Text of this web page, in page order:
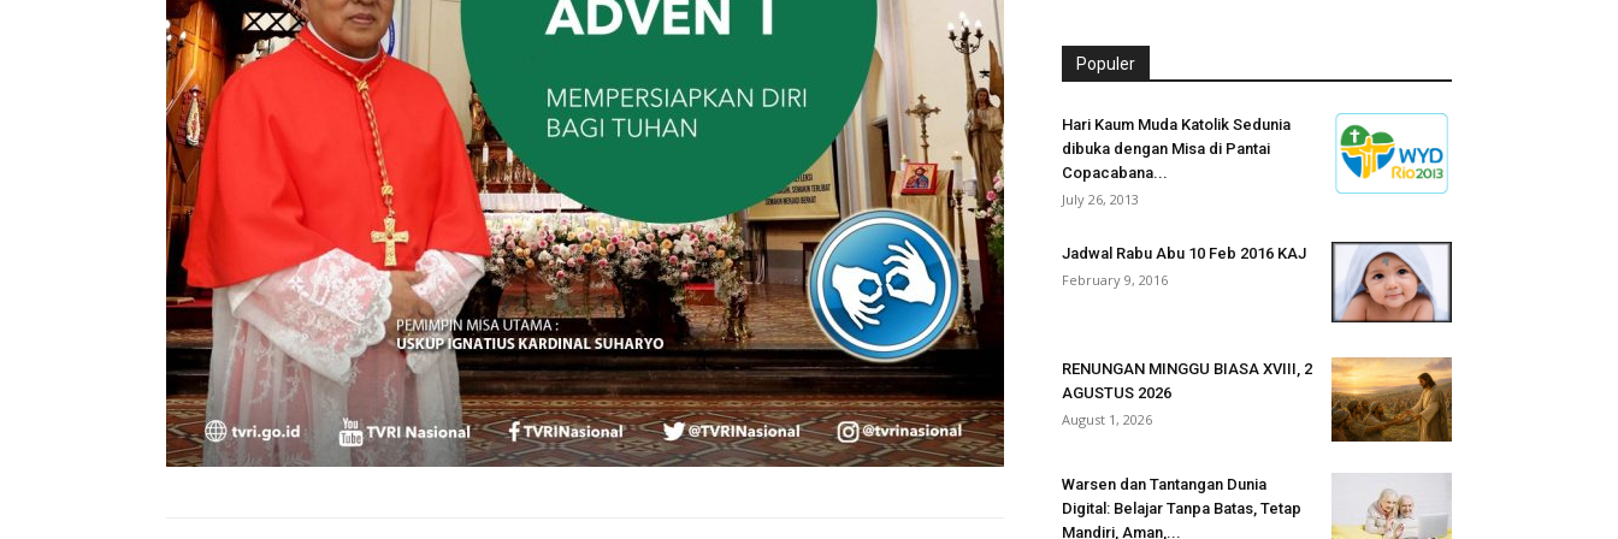
Populer
Hari Kaum Muda Katolik Sedunia
dibuka dengan Misa di Pantai
Copacabana...
July 26, 2013
Jadwal Rabu Abu 10 Feb 2016 KAJ
February 9, 2016
RENUNGAN MINGGU BIASA XVIII, 2
AGUSTUS 2026
August 1, 2026
Warsen dan Tantangan Dunia
Digital: Belajar Tanpa Batas, Tetap
Mandiri, Aman,...